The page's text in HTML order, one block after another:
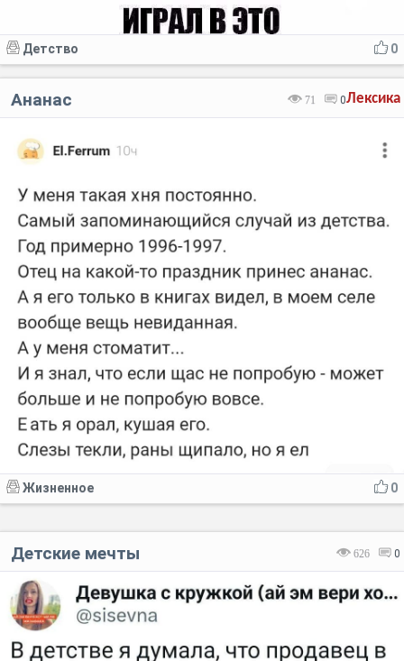
0
Детство
Лексика
71 0
Ананас
0
Жизненное
626 0
Детские мечты